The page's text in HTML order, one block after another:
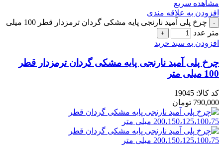
مشاهده سریع
افزودن به علاقه مندی
چرخ پلی آمید نارنجی پایه مشکی گردان ترمزدار قطر 100 میلی
متر عدد
افزودن به سبد خرید
چرخ پلی آمید نارنجی پایه مشکی گردان ترمزدار قطر
100 میلی متر
کد کالا: 19045
790,000 تومان